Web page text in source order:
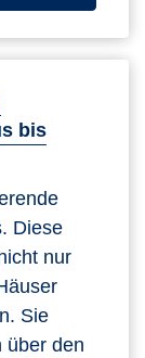
bis
Diese
nur
Sie
über den